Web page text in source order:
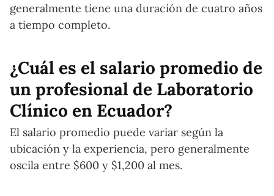
generalmente tiene una duración de cuatro años
a tiempo completo.
¿Cuál es el salario promedio de
un profesional de Laboratorio
Clínico en Ecuador?
El salario promedio puede variar según la
ubicación y la experiencia, pero generalmente
oscila entre $600 y $1,200 al mes.